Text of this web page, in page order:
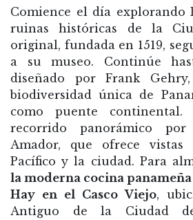
Comience el día explorando
ruinas históricas de la
original, fundada en 1519,
a su museo. Continúe
diseñado por Frank
biodiversidad única de
como puente
recorrido panorámico
Amador, que ofrece vistas
Pacífico y la ciudad. Para
la moderna cocina
Hay en el Casco Viejo,
Antiguo de la Ciudad